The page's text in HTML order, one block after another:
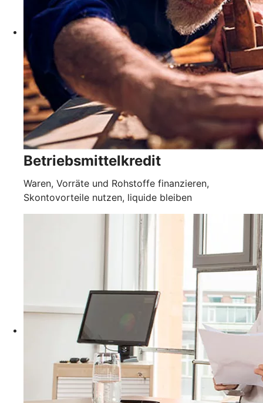
Betriebsmittelkredit
Waren, Vorräte und Rohstoffe finanzieren,
Skontovorteile nutzen, liquide bleiben